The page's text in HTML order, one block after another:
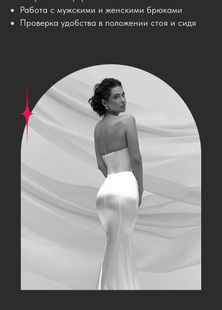
Работа с мужскими и женскими брюками
Проверка удобства в положении стоя и сидя